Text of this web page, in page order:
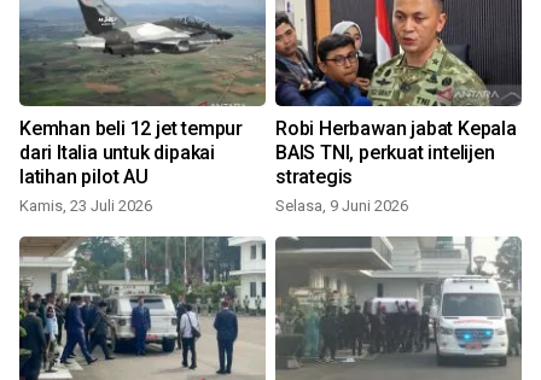
Kemhan beli 12 jet tempur
dari Italia untuk dipakai
latihan pilot AU
Kamis, 23 Juli 2026
Robi Herbawan jabat Kepala
BAIS TNI, perkuat intelijen
strategis
Selasa, 9 Juni 2026